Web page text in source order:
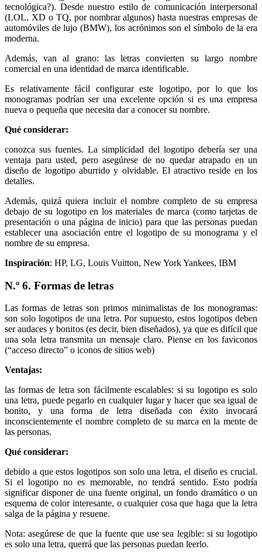
tecnológica?). Desde nuestro estilo de comunicación interpersonal
(LOL, XD o TQ, por nombrar algunos) hasta nuestras empresas de
automóviles de lujo (BMW), los acrónimos son el símbolo de la era
moderna.
Además, van al grano: las letras convierten su largo nombre
comercial en una identidad de marca identificable.
Es relativamente fácil configurar este logotipo, por lo que los
monogramas podrían ser una excelente opción si es una empresa
nueva o pequeña que necesita dar a conocer su nombre.
Qué considerar:
conozca sus fuentes. La simplicidad del logotipo debería ser una
ventaja para usted, pero asegúrese de no quedar atrapado en un
diseño de logotipo aburrido y olvidable. El atractivo reside en los
detalles.
Además, quizá quiera incluir el nombre completo de su empresa
debajo de su logotipo en los materiales de marca (como tarjetas de
presentación o una página de inicio) para que las personas puedan
establecer una asociación entre el logotipo de su monograma y el
nombre de su empresa.
Inspiración: HP, LG, Louis Vuitton, New York Yankees, IBM
N.º 6. Formas de letras
Las formas de letras son primos minimalistas de los monogramas:
son solo logotipos de una letra. Por supuesto, estos logotipos deben
ser audaces y bonitos (es decir, bien diseñados), ya que es difícil que
una sola letra transmita un mensaje claro. Piense en los faviconos
(“acceso directo” o iconos de sitios web)
Ventajas:
las formas de letra son fácilmente escalables: si su logotipo es solo
una letra, puede pegarlo en cualquier lugar y hacer que sea igual de
bonito, y una forma de letra diseñada con éxito invocará
inconscientemente el nombre completo de su marca en la mente de
las personas.
Qué considerar:
debido a que estos logotipos son solo una letra, el diseño es crucial.
Si el logotipo no es memorable, no tendrá sentido. Esto podría
significar disponer de una fuente original, un fondo dramático o un
esquema de color interesante, o cualquier cosa que haga que la letra
salga de la página y resuene.
Nota: asegúrese de que la fuente que use sea legible: si su logotipo
es solo una letra, querrá que las personas puedan leerlo.